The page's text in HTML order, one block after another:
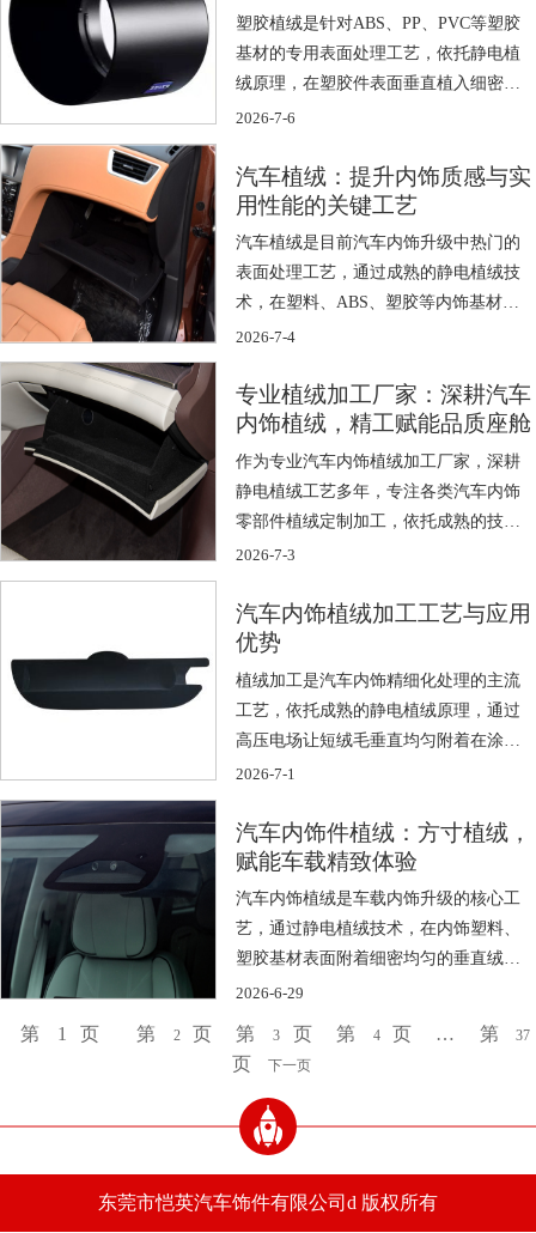
塑胶植绒是针对ABS、PP、PVC等塑胶
基材的专用表面处理工艺，依托静电植
绒原理，在塑胶件表面垂直植入细密短
绒 […]
2026-7-6
汽车植绒：提升内饰质感与实
用性能的关键工艺
汽车植绒是目前汽车内饰升级中热门的
表面处理工艺，通过成熟的静电植绒技
术，在塑料、ABS、塑胶等内饰基材表
面附着 […]
2026-7-4
专业植绒加工厂家：深耕汽车
内饰植绒，精工赋能品质座舱
作为专业汽车内饰植绒加工厂家，深耕
静电植绒工艺多年，专注各类汽车内饰
零部件植绒定制加工，依托成熟的技
术、标准化 […]
2026-7-3
汽车内饰植绒加工工艺与应用
优势
植绒加工是汽车内饰精细化处理的主流
工艺，依托成熟的静电植绒原理，通过
高压电场让短绒毛垂直均匀附着在涂胶
基材表面 […]
2026-7-1
汽车内饰件植绒：方寸植绒，
赋能车载精致体验
汽车内饰植绒是车载内饰升级的核心工
艺，通过静电植绒技术，在内饰塑料、
塑胶基材表面附着细密均匀的垂直绒
毛，凭借质 […]
2026-6-29
第 1 页 第 2 页 第 3 页 第 4 页 … 第 37
页 下一页
东莞市恺英汽车饰件有限公司d 版权所有